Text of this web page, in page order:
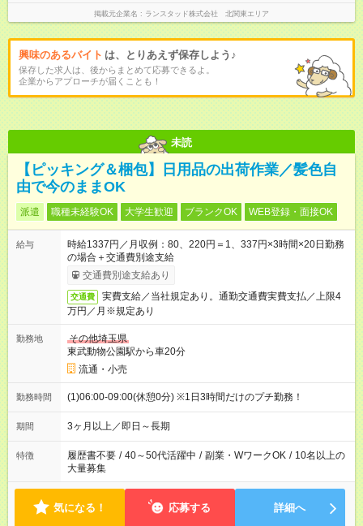
掲載元企業名 ランスタッド株式会社 北関東エリア
興味のあるバイト は、とりあえず保存しよう♪
保存した求人は、後からまとめて応募できるよ。
企業からアプローチが届くことも！
未読
【ピッキング＆梱包】日用品の出荷作業／髪色自
由で今のままOK
派遣 職種未経験OK 大学生歓迎 ブランクOK WEB登録・面接OK
給与
時給1337円／月収例：80、220円＝1、337円×3時間×20日勤務
の場合＋交通費別途支給
交通費別途支給あり
交通費
実費支給／当社規定あり。通勤交通費実費支払／上限4
万円／月※規定あり
勤務地
その他埼玉県
東武動物公園駅から車20分
流通・小売
勤務時間 (1)06:00-09:00(休憩0分) ※1日3時間だけのプチ勤務！
期間 3ヶ月以上／即日～長期
特徴 履歴書不要 / 40～50代活躍中 / 副業・WワークOK / 10名以上の
大量募集
気になる！ 応募する 詳細へ